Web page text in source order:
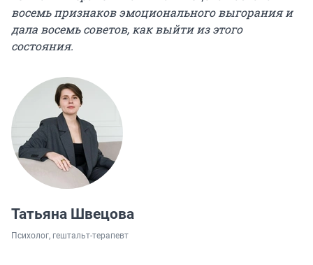
восемь признаков эмоционального выгорания и
дала восемь советов, как выйти из этого
состояния.
Татьяна Швецова
Психолог, гештальт-терапевт